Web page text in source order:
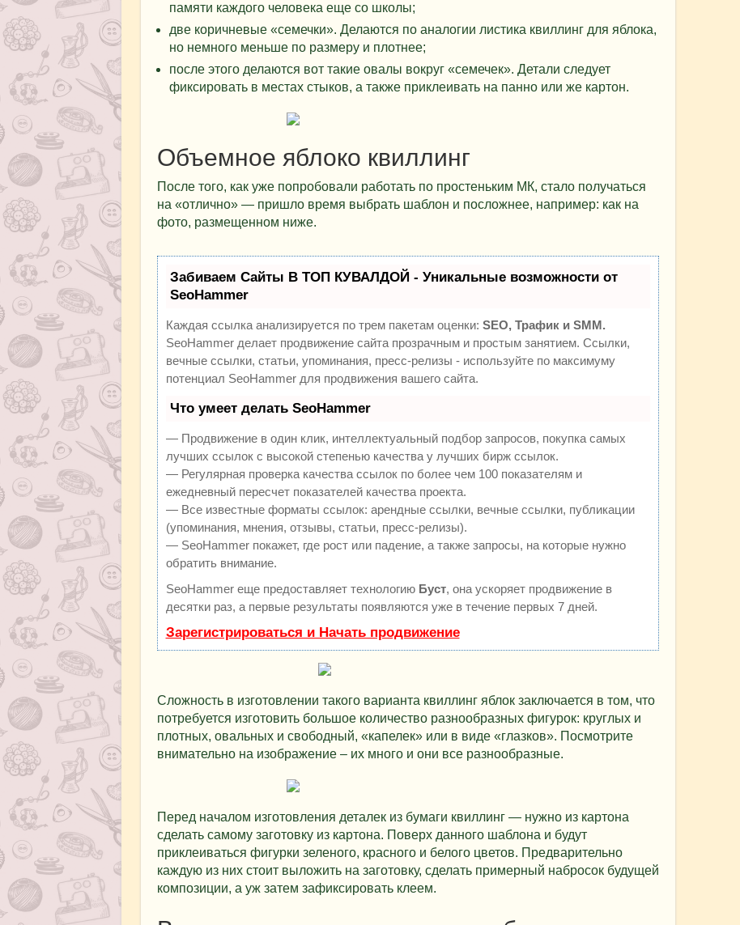
памяти каждого человека еще со школы;
две коричневые «семечки». Делаются по аналогии листика квиллинг для яблока,
но немного меньше по размеру и плотнее;
после этого делаются вот такие овалы вокруг «семечек». Детали следует
фиксировать в местах стыков, а также приклеивать на панно или же картон.
Объемное яблоко квиллинг
После того, как уже попробовали работать по простеньким МК, стало получаться
на «отлично» — пришло время выбрать шаблон и посложнее, например: как на
фото, размещенном ниже.
Забиваем Сайты В ТОП КУВАЛДОЙ - Уникальные возможности от
SeoHammer
Каждая ссылка анализируется по трем пакетам оценки: SEO, Трафик и SMM.
SeoHammer делает продвижение сайта прозрачным и простым занятием. Ссылки,
вечные ссылки, статьи, упоминания, пресс-релизы - используйте по максимуму
потенциал SeoHammer для продвижения вашего сайта.
Что умеет делать SeoHammer
— Продвижение в один клик, интеллектуальный подбор запросов, покупка самых
лучших ссылок с высокой степенью качества у лучших бирж ссылок.
— Регулярная проверка качества ссылок по более чем 100 показателям и
ежедневный пересчет показателей качества проекта.
— Все известные форматы ссылок: арендные ссылки, вечные ссылки, публикации
(упоминания, мнения, отзывы, статьи, пресс-релизы).
— SeoHammer покажет, где рост или падение, а также запросы, на которые нужно
обратить внимание.
SeoHammer еще предоставляет технологию Буст, она ускоряет продвижение в
десятки раз, а первые результаты появляются уже в течение первых 7 дней.
Зарегистрироваться и Начать продвижение
Сложность в изготовлении такого варианта квиллинг яблок заключается в том, что
потребуется изготовить большое количество разнообразных фигурок: круглых и
плотных, овальных и свободный, «капелек» или в виде «глазков». Посмотрите
внимательно на изображение – их много и они все разнообразные.
Перед началом изготовления деталек из бумаги квиллинг — нужно из картона
сделать самому заготовку из картона. Поверх данного шаблона и будут
приклеиваться фигурки зеленого, красного и белого цветов. Предварительно
каждую из них стоит выложить на заготовку, сделать примерный набросок будущей
композиции, а уж затем зафиксировать клеем.